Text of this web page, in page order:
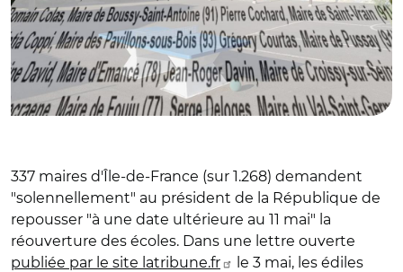
337 maires d'Île-de-France (sur 1.268) demandent
"solennellement" au président de la République de
repousser "à une date ultérieure au 11 mai" la
réouverture des écoles. Dans une lettre ouverte
publiée par le site latribune.fr
le 3 mai, les édiles